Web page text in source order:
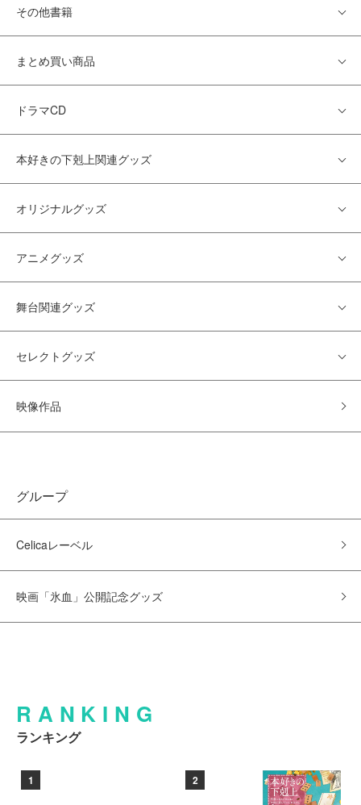
その他書籍
まとめ買い商品
ドラマCD
本好きの下剋上関連グッズ
オリジナルグッズ
アニメグッズ
舞台関連グッズ
セレクトグッズ
映像作品
グループ
Celicaレーベル
映画「氷血」公開記念グッズ
RANKING
ランキング
1 2